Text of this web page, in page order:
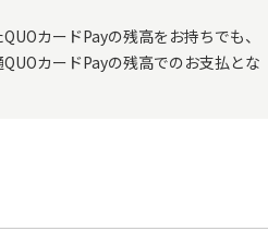
カードPayの残高をお持ちでも、
カードPayの残高でのお支払とな